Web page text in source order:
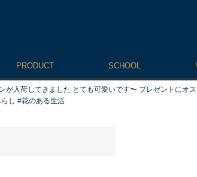
PRODUCT SCHOOL
が入荷してきました とても可愛いです〜 プレゼントにオ
し #花のある生活